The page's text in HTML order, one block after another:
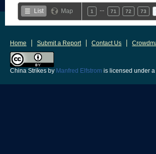
List Map 1 71 72 73
Home Submit a Report Contact Us
China Strikes by Manfred Elfstrom is licensed under a